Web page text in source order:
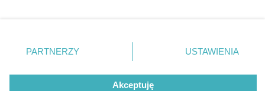
Gliwice
zmienić/wycofać klikając przycisk ustawień prywatności
znajdujący się w lewym dolnym rogu strony
rodzaje przetwarzania danych nie wymagają zgody
użytkownika, ale masz prawo sprzeciwić się takiemu
PARTNERZY USTAWIENIA
Akceptuję